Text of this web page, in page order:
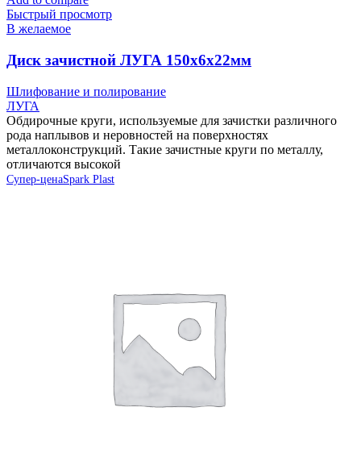
Быстрый просмотр
В желаемое
Диск зачистной ЛУГА 150х6х22мм
Шлифование и полирование
ЛУГА
Обдирочные круги, используемые для зачистки различного
рода наплывов и неровностей на поверхностях
металлоконструкций. Такие зачистные круги по металлу,
отличаются высокой
Супер-ценаSpark Plast